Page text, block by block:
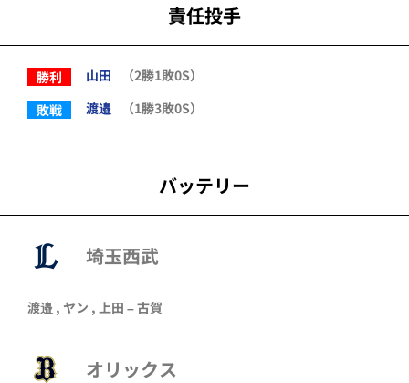
責任投手
勝利 山田
（2勝1敗0S）
敗戦
渡邉 （1勝3敗0S）
バッテリー
埼玉西武
渡邉 , ヤン , 上田 –古賀
オリックス